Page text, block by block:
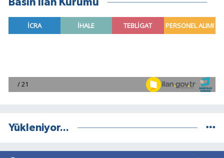
Yükleniyor...